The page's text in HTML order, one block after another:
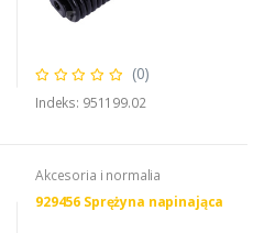
(0)
Indeks: 951199.02
Akcesoria i normalia
929456 Sprężyna napinająca